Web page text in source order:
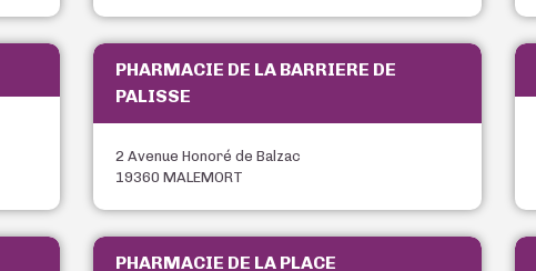
PHARMACIE DE LA BARRIERE DE
PALISSE
2 Avenue Honoré de Balzac
19360 MALEMORT
PHARMACIE DE LA PLACE